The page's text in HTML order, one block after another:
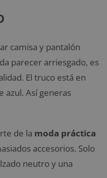
camisa y pantalón
parecer arriesgado, es
El truco está en
azul. Así generas
de la moda práctica
accesorios. Solo
neutro y una